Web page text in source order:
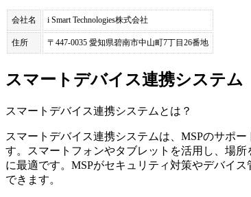
会社名 i Smart Technologies株式会社
住所 〒447-0035 愛知県碧南市中山町7丁目26番地
スマートデバイス連携システム
スマートデバイス連携システム とは？
スマートデバイス連携システムは、MSPのサポ
す。スマートフォンやタブレットを活用し、場
に最適です。MSPがセキュリティ対策やデバイ
できます。